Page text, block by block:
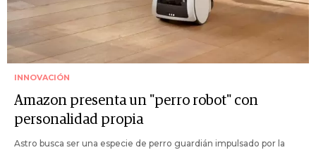
INNOVACIÓN
Amazon presenta un "perro robot" con
personalidad propia
Astro busca ser una especie de perro guardián impulsado por la